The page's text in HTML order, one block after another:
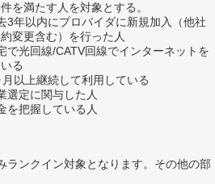
を満たす人を対象とする。
3年以内にプロバイダに新規加入（他社
変更含む）を行った人
で光回線/CATV回線でインターネットを
る
月以上継続して利用している
選定に関与した人
を把握している人
ンクイン対象となります。その他の部